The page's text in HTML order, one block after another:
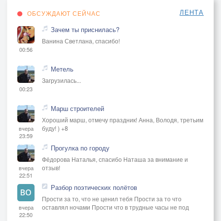
ОБСУЖДАЮТ СЕЙЧАС ЛЕНТА
00:56
Зачем ты приснилась?
Ванина Светлана, спасибо!
00:23
Метель
Загрузилась...
вчера
23:59
Марш строителей
Хороший марш, отмечу праздник! Анна, Володя, третьим
буду! ) +8
вчера
22:51
Прогулка по городу
Фёдорова Наталья, спасибо Наташа за внимание и
отзыв!
вчера
22:50
Разбор поэтических полётов
Прости за то, что не ценил тебя Прости за то что
оставлял ночами Прости что в трудные часы не под